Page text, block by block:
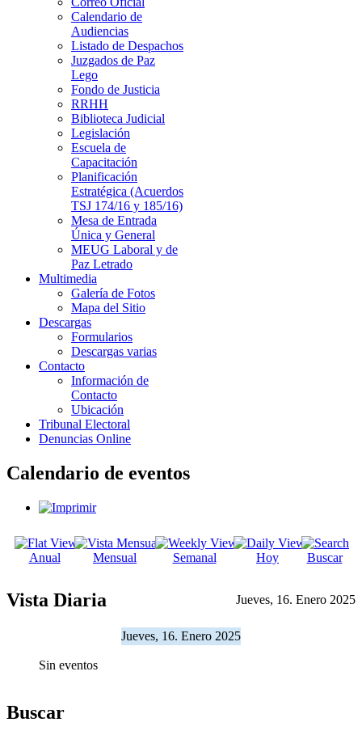
Calendario de
Audiencias
Listado de Despachos
Juzgados de Paz
Lego
Fondo de Justicia
RRHH
Biblioteca Judicial
Legislación
Escuela de
Capacitación
Planificación
Estratégica (Acuerdos
TSJ 174/16 y 185/16)
Mesa de Entrada
Única y General
MEUG Laboral y de
Paz Letrado
Multimedia
Galería de Fotos
Mapa del Sitio
Descargas
Formularios
Descargas varias
Contacto
Información de
Contacto
Ubicación
Tribunal Electoral
Denuncias Online
Calendario de eventos
Anual Mensual Semanal Hoy Buscar
Vista Diaria Jueves, 16. Enero 2025
Jueves, 16. Enero 2025
Sin eventos
Buscar